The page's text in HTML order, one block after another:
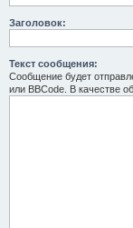
Заголовок:
Текст сообщения:
Сообщение будет
или BBCode. В качестве